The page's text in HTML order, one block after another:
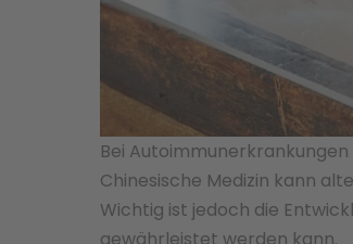
Bei
Chinesische Medizin kann
Wichtig ist jedoch die